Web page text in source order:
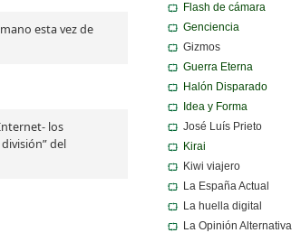
mano esta vez de
los
división” del
Flash de cámara
Genciencia
Gizmos
Guerra Eterna
Halón Disparado
Idea y Forma
José Luís Prieto
Kirai
Kiwi viajero
La España Actual
La huella digital
La Opinión Alternativa